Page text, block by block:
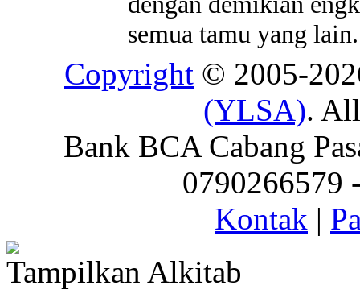
semua tamu yang lain.
Copyright © 2005-
(YLSA).
Bank BCA Cabang
0790266579
Kontak |
Tampilkan Alkitab